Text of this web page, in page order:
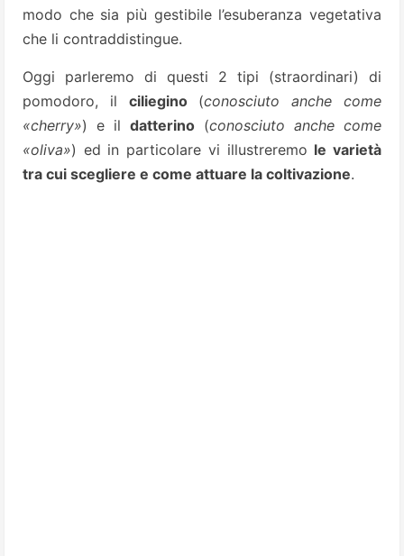
modo che sia più gestibile l’esuberanza vegetativa
che li contraddistingue.
Oggi parleremo di questi 2 tipi (straordinari) di
pomodoro, il ciliegino(conosciuto anche come
«cherry») e il datterino (conosciuto anche come
«oliva») ed in particolare vi illustreremo le varietà
tra cui scegliere e come attuare la coltivazione.